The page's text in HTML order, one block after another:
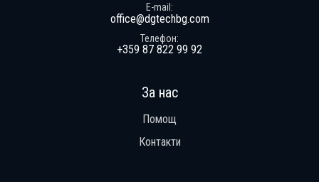
За нас
Помощ
Контакти
E-mail
office@dgtechbg.com
Телефон
+359 87 822 99 92